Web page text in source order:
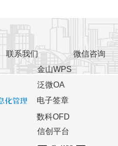
金山WPS
联系我们
泛微OA
电子签章
数科OFD
信创平台
微信咨询